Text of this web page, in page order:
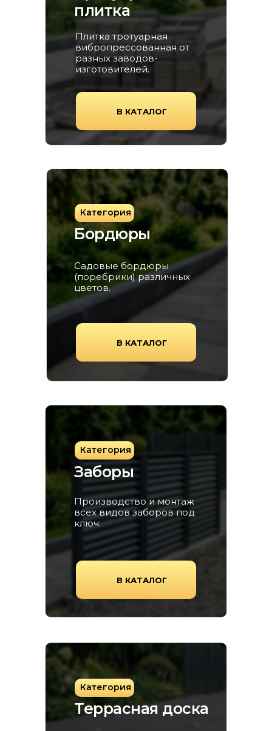
Заборы
Бордюры
плитка
Категория
Категория
Категория
Террасная доска
Производство и монтаж
всех видов заборов под
ключ.
Плитка тротуарная
вибропрессованная от
разных заводов-
изготовителей.
Садовые бордюры
(поребрики) различных
цветов.
В КАТАЛОГ
В КАТАЛОГ
В КАТАЛОГ